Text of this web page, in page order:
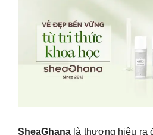
SheaGhana là thương hiệu ra